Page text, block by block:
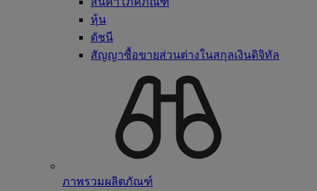
หุ้น
ดัชนี
สัญญาซื้อขายส่วนต่างในสกุลเงินดิจิทัล
ภาพรวมผลิตภัณฑ์